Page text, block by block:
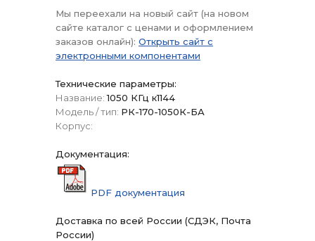
Мы переехали на новый сайт (на новом
сайте каталог с ценами и оформлением
заказов онлайн): Открыть сайт с
электронными компонентами
Технические параметры:
Название: 1050 КГц к1144
Модель / тип: РК-170-1050К-БА
Корпус:
Документация:
PDF документация
Доставка по всей России (СДЭК, Почта
России)